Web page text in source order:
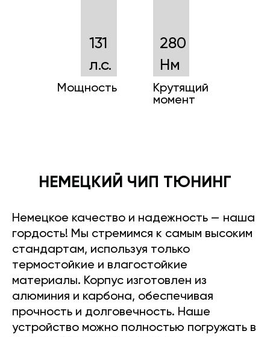
131
л.с.
Мощность
280
Нм
Крутящий
момент
НЕМЕЦКИЙ ЧИП ТЮНИНГ
Немецкое качество и надежность — наша
гордость! Мы стремимся к самым высоким
стандартам, используя только
термостойкие и влагостойкие
материалы. Корпус изготовлен из
алюминия и карбона, обеспечивая
прочность и долговечность. Наше
устройство можно полностью погружать в